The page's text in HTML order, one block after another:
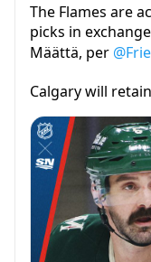
The Flames are
picks in
Määttä, per
Calgary will